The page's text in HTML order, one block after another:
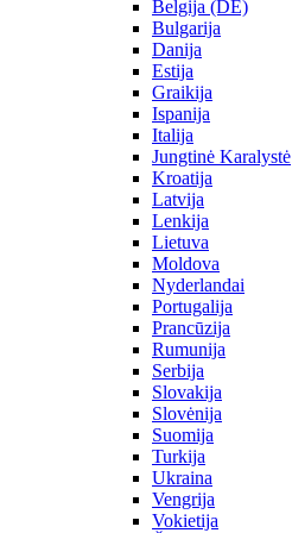
Belgija (DE)
Bulgarija
Danija
Estija
Graikija
Ispanija
Italija
Jungtinė Karalystė
Kroatija
Latvija
Lenkija
Lietuva
Moldova
Nyderlandai
Portugalija
Prancūzija
Rumunija
Serbija
Slovakija
Slovėnija
Suomija
Turkija
Ukraina
Vengrija
Vokietija